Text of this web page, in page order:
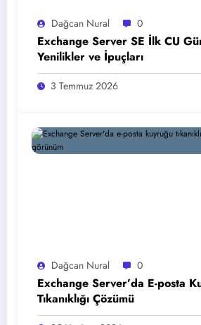
Dağcan Nural 0
Exchange Server SE İlk CU
Yenilikler ve İpuçları
3 Temmuz 2026
Dağcan Nural 0
Exchange Server’da E-posta
Tıkanıklığı Çözümü